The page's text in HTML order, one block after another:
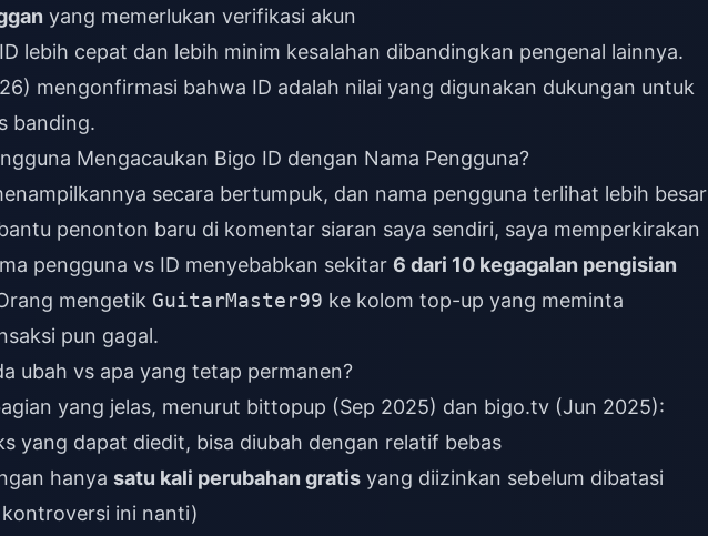
yang memerlukan verifikasi akun
lebih cepat dan lebih minim kesalahan dibandingkan pengenal lainnya.
mengonfirmasi bahwa ID adalah nilai yang digunakan dukungan untuk
banding.
Mengacaukan Bigo ID dengan Nama Pengguna?
secara bertumpuk, dan nama pengguna terlihat lebih besar
penonton baru di komentar siaran saya sendiri, saya memperkirakan
pengguna vs ID menyebabkan sekitar 6 dari 10 kegagalan pengisian
mengetik GuitarMaster99 ke kolom top-up yang meminta
pun gagal.
ubah vs apa yang tetap permanen?
yang jelas, menurut bittopup (Sep 2025) dan bigo.tv (Jun 2025):
yang dapat diedit, bisa diubah dengan relatif bebas
hanya satu kali perubahan gratis yang diizinkan sebelum dibatasi
ini nanti)